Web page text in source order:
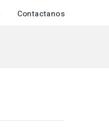
Contactanos